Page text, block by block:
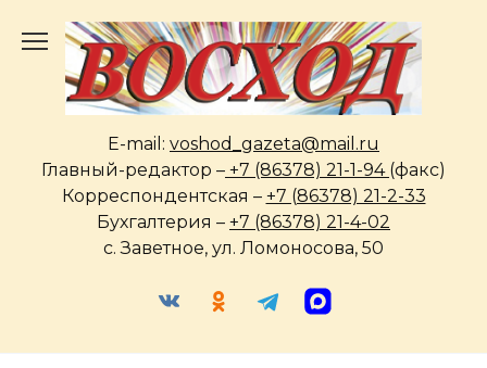
содержанию
E-mail: voshod_gazeta@mail.ru
Главный-редактор – +7 (86378) 21-1-94 (факс)
Корреспондентская – +7 (86378) 21-2-33
Бухгалтерия – +7 (86378) 21-4-02
с. Заветное, ул. Ломоносова, 50